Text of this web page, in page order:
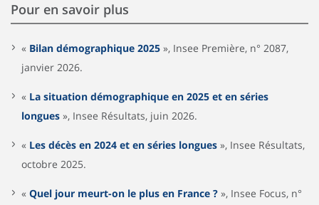
Pour en savoir plus
« Bilan démographique 2025 », Insee Première, n° 2087,
janvier 2026.
« La situation démographique en 2025 et en séries
longues », Insee Résultats, juin 2026.
« Les décès en 2024 et en séries longues », Insee Résultats,
octobre 2025.
« Quel jour meurt-on le plus en France ? », Insee Focus, n°